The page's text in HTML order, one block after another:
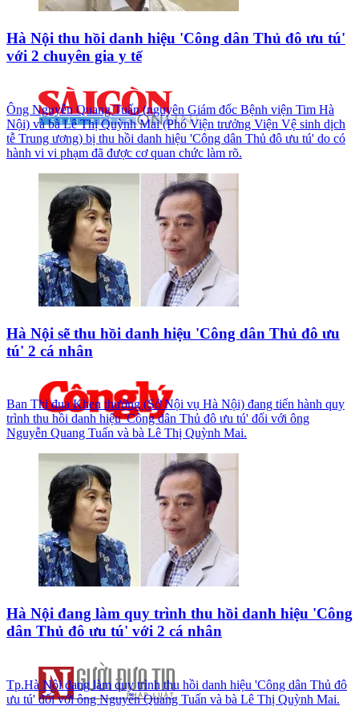
Hà Nội thu hồi danh hiệu 'Công dân Thủ đô ưu tú'
với 2 chuyên gia y tế
Ông Nguyễn Quang Tuấn (nguyên Giám đốc Bệnh viện Tim Hà
Nội) và bà Lê Thị Quỳnh Mai (Phó Viện trưởng Viện Vệ sinh dịch
tễ Trung ương) bị thu hồi danh hiệu 'Công dân Thủ đô ưu tú' do có
hành vi vi phạm đã được cơ quan chức làm rõ.
Hà Nội sẽ thu hồi danh hiệu 'Công dân Thủ đô ưu
tú' 2 cá nhân
Ban Thi đua Khen thưởng (Sở Nội vụ Hà Nội) đang tiến hành quy
trình thu hồi danh hiệu 'Công dân Thủ đô ưu tú' đối với ông
Nguyễn Quang Tuấn và bà Lê Thị Quỳnh Mai.
Hà Nội đang làm quy trình thu hồi danh hiệu 'Công
dân Thủ đô ưu tú' với 2 cá nhân
Tp.Hà Nội đang làm quy trình thu hồi danh hiệu 'Công dân Thủ đô
ưu tú' đối với ông Nguyễn Quang Tuấn và bà Lê Thị Quỳnh Mai.